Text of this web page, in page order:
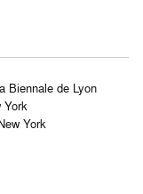
Biennale de Lyon
York
York